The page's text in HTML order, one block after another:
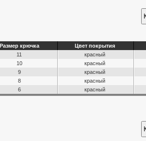
Размер крючка
Цвет покрытия
11
красный
10
красный
9
красный
8
красный
6 красный